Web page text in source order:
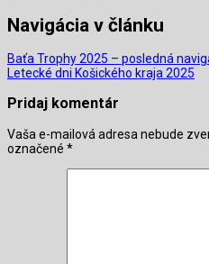
Navigácia v článku
Baťa Trophy 2025 – posledná
Letecké dni Košického kraja 2025
Pridaj komentár
Vaša e-mailová adresa nebude
označené *